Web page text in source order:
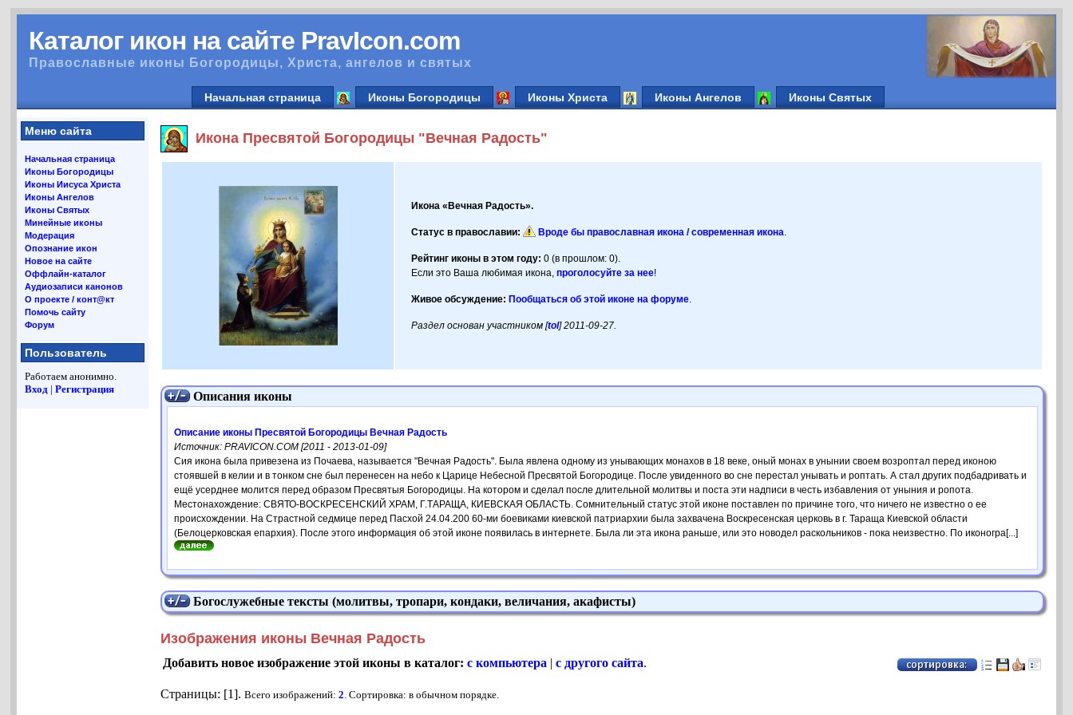
Каталог икон на сайте PravIcon.com
Православные иконы Богородицы, Христа, ангелов и святых
Начальная страница Иконы Богородицы Иконы Христа Иконы Ангелов Иконы Святых
Меню сайта
Начальная страница
Иконы Богородицы
Иконы Иисуса Христа
Иконы Ангелов
Иконы Святых
Минейные иконы
Модерация
Опознание икон
Новое на сайте
Оффлайн-каталог
Аудиозаписи канонов
О проекте / конт@кт
Помочь сайту
Форум
Пользователь
Работаем анонимно.
Вход |Регистрация
Икона Пресвятой Богородицы "Вечная Радость"
Икона «Вечная Радость».
Статус в православии: Вроде бы православная икона / современная икона.
Рейтинг иконы в этом году: 0 (в прошлом: 0).
Если это Ваша любимая икона,проголосуйте за нее!
Живое обсуждение: Пообщаться об этой иконе на форуме.
Раздел основан участником [tol] 2011-09-27.
Описания иконы
Описание иконы Пресвятой Богородицы Вечная Радость
Источник: PRAVICON.COM [2011 - 2013-01-09]
Сия икона была привезена из Почаева, называется "Вечная Радость". Была явлена одному из унывающих монахов в 18 веке, оный монах в унынии своем возроптал перед иконою
стоявшей в келии и в тонком сне был перенесен на небо к Царице Небесной Пресвятой Богородице. После увиденного во сне перестал унывать и роптать. А стал других подбадривать и
ещё усерднее молится перед образом Пресвятыя Богородицы. На котором и сделал после длительной молитвы и поста эти надписи в честь избавления от уныния и ропота.
Местонахождение: СВЯТО-ВОСКРЕСЕНСКИЙ ХРАМ, Г.ТАРАЩА, КИЕВСКАЯ ОБЛАСТЬ. Сомнительный статус этой иконе поставлен по причине того, что ничего не известно о ее
происхождении. На Страстной седмице перед Пасхой 24.04.200 60-ми боевиками киевской патриархии была захвачена Воскресенская церковь в г. Тараща Киевской области
(Белоцерковская епархия). После этого информация об этой иконе появилась в интернете. Была ли эта икона раньше, или это новодел раскольников - пока неизвестно. По иконогра[...]
Богослужебные тексты (молитвы, тропари, кондаки, величания, акафисты)
Изображения иконы Вечная Радость
Добавить новое изображение этой иконы в каталог:с компьютера |с другого сайта.
Страницы: [1].Всего изображений:2. Сортировка: в обычном порядке.